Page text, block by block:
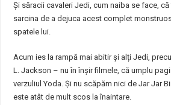
Și săracii cavaleri Jedi, cum naiba se face,
sarcina de a dejuca acest complet
spatele lui.
Acum ies la rampă mai abitir și alți Jedi,
L. Jackson – nu în înșir filmele, că umplu
verzuliul Yoda. Și nu scăpăm nici de Jar Jar
este atât de mult scos la înaintare.